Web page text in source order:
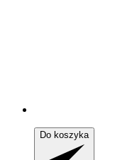
Do koszyka